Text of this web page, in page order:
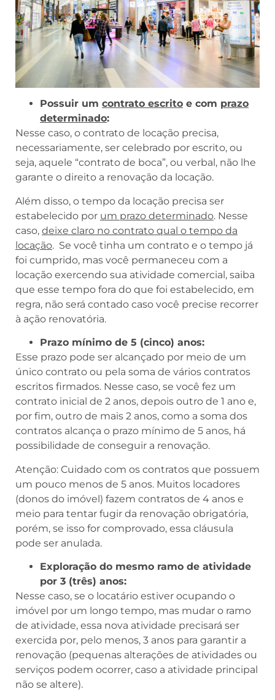
Possuir um contrato escrito e com prazo
determinado:
Nesse caso, o contrato de locação precisa,
necessariamente, ser celebrado por escrito, ou
seja, aquele “contrato de boca”, ou verbal, não lhe
garante o direito a renovação da locação.
Além disso, o tempo da locação precisa ser
estabelecido por um prazo determinado. Nesse
caso, deixe claro no contrato qual o tempo da
locação. Se você tinha um contrato e o tempo já
foi cumprido, mas você permaneceu com a
locação exercendo sua atividade comercial, saiba
que esse tempo fora do que foi estabelecido, em
regra, não será contado caso você precise recorrer
à ação renovatória.
Prazo mínimo de 5 (cinco) anos:
Esse prazo pode ser alcançado por meio de um
único contrato ou pela soma de vários contratos
escritos firmados. Nesse caso, se você fez um
contrato inicial de 2 anos, depois outro de 1 ano e,
por fim, outro de mais 2 anos, como a soma dos
contratos alcança o prazo mínimo de 5 anos, há
possibilidade de conseguir a renovação.
Atenção: Cuidado com os contratos que possuem
um pouco menos de 5 anos. Muitos locadores
(donos do imóvel) fazem contratos de 4 anos e
meio para tentar fugir da renovação obrigatória,
porém, se isso for comprovado, essa cláusula
pode ser anulada.
Exploração do mesmo ramo de atividade
por 3 (três) anos:
Nesse caso, se o locatário estiver ocupando o
imóvel por um longo tempo, mas mudar o ramo
de atividade, essa nova atividade precisará ser
exercida por, pelo menos, 3 anos para garantir a
renovação (pequenas alterações de atividades ou
serviços podem ocorrer, caso a atividade principal
não se altere).